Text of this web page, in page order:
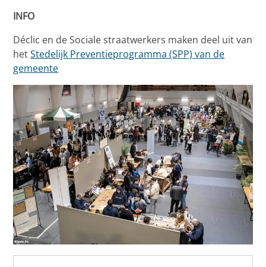
INFO
Déclic en de Sociale straatwerkers maken deel uit van
hetStedelijk Preventieprogramma (SPP) van de
gemeente